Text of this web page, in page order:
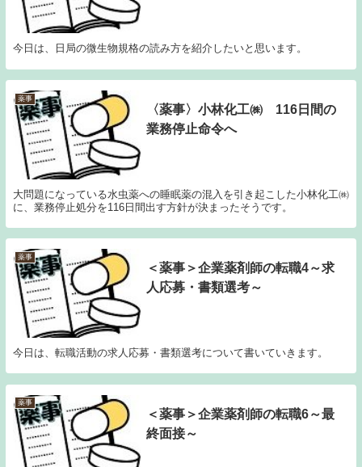
今日は、日局の微生物規格の読み方を紹介したいと思います。
薬事
〈薬事〉小林化工㈱ 116日間の
業務停止命令へ
大問題になっている水虫薬への睡眠薬の混入を引き起こした小林化工㈱
に、業務停止処分を116日間出す方針が決まったそうです。
薬事
＜薬事＞企業薬剤師の転職4～求
人応募・書類選考～
今日は、転職活動の求人応募・書類選考について書いていきます。
薬事
＜薬事＞企業薬剤師の転職6～最
終面接～